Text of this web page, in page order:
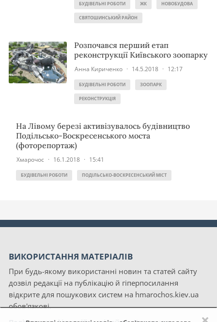
БУДІВЕЛЬНІ РОБОТИ ЖК НОВОБУДОВА
СВЯТОШИНСЬКИЙ РАЙОН
Розпочався перший етап
реконструкції Київського зоопарку
Анна Кириченко · 14.5.2018 · 12:17
БУДІВЕЛЬНІ РОБОТИ ЗООПАРК
РЕКОНСТРУКЦІЯ
На Лівому березі активізувалось будівництво
Подільсько-Воскресенського моста
(фоторепортаж)
Хмарочос · 16.1.2018 · 15:41
БУДІВЕЛЬНІ РОБОТИ ПОДІЛЬСЬКО-ВОСКРЕСЕНСЬКИЙ МІСТ
ВИКОРИСТАННЯ МАТЕРІАЛІВ
При будь-якому використанні новин та статей сайту
дозвіл редакції на публікацію й гіперпосилання
відкрите для пошукових систем на hmarochos.kiev.ua
обов'язкові.